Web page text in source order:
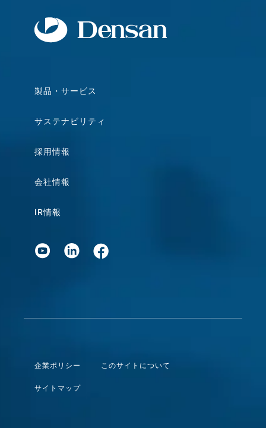
製品・サービス
サステナビリティ
採用情報
会社情報
IR情報
企業ポリシー このサイトについて
サイトマップ